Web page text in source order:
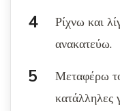
Ρίχνω και
ανακατεύω.
Μεταφέρω
κατάλληλες